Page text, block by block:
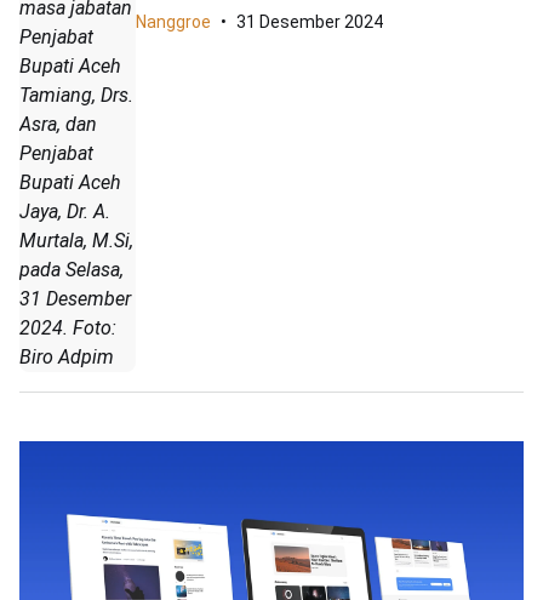
masa jabatan
Penjabat
Bupati Aceh
Tamiang, Drs.
Asra, dan
Penjabat
Bupati Aceh
Jaya, Dr. A.
Murtala, M.Si,
pada Selasa,
31 Desember
2024. Foto:
Biro Adpim
Nanggroe 31 Desember 2024